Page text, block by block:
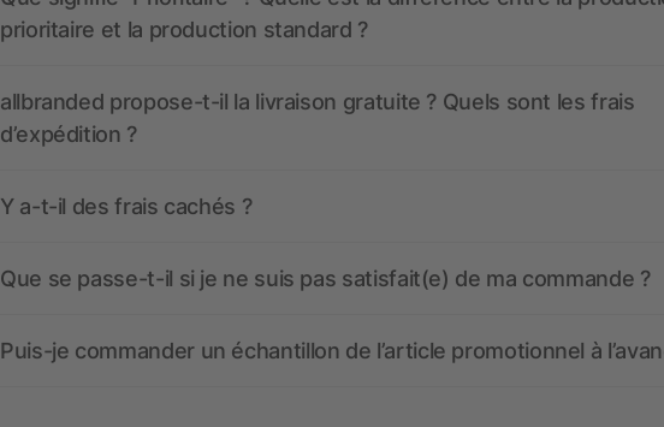
prioritaire et la production standard ?
allbranded propose-t-il la livraison gratuite ? Quels sont les frais
d’expédition ?
Y a-t-il des frais cachés ?
Que se passe-t-il si je ne suis pas satisfait(e) de ma commande ?
Puis-je commander un échantillon de l’article promotionnel à